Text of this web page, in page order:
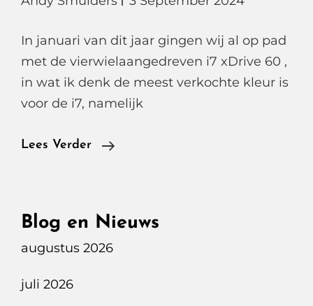
In januari van dit jaar gingen wij al op pad
met de vierwielaangedreven i7 xDrive 60 ,
in wat ik denk de meest verkochte kleur is
voor de i7, namelijk
Lees Verder
BMW
Blog en Nieuws
augustus 2026
juli 2026